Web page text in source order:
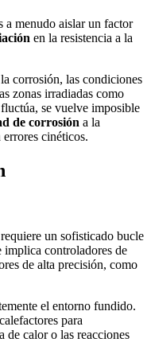
a menudo aislar un factor
en la resistencia a la
corrosión, las condiciones
zonas irradiadas como
se vuelve imposible
de corrosión a la
cinéticos.
requiere un sofisticado bucle
implica controladores de
de alta precisión, como
el entorno fundido.
para
de calor o las reacciones